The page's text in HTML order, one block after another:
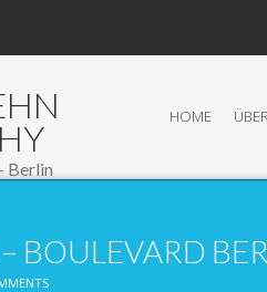
Berlin
HOME
BOULEVARD